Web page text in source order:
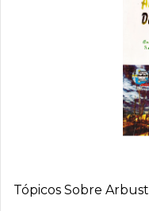
Tópicos Sobre